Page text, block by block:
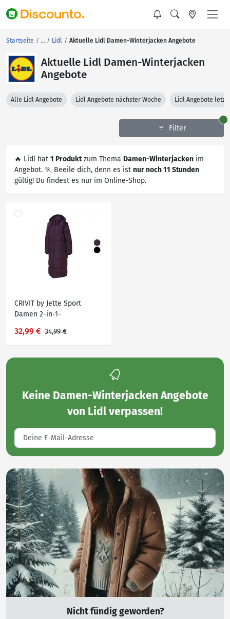
Startseite Lidl Aktuelle Lidl Damen-Winterjacken Angebote
Aktuelle Lidl Damen-Winterjacken
Angebote
Alle Lidl Angebote Lidl Angebote nächster Woche Lidl Angebote
Filter
🔥 Lidl hat 1 Produktzum Thema Damen-Winterjacken im
Angebot. 🏃 Beeile dich, denn es ist nur noch 11 Stunden
gültig! Du findest es nur im Online-Shop.
CRIVIT by Jette Sport
Damen 2-in-1-
abnehmbaren Ärmeln
32,99 € 34,99 €
Keine Damen-Winterjacken Angebote
von Lidlverpassen!
Nicht fündig geworden?